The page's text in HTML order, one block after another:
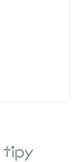
tipy